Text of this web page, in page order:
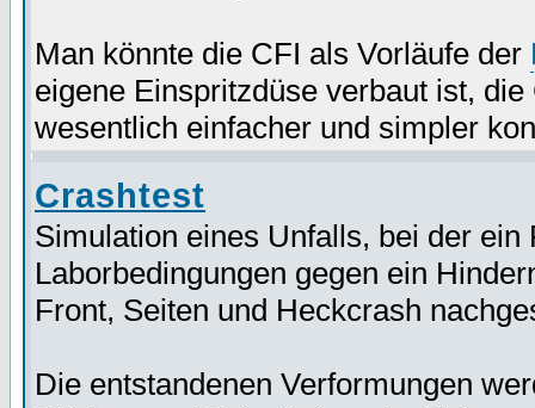
Man könnte die CFI als Vorläufe der
eigene Einspritzdüse verbaut ist,
wesentlich einfacher und simpler
Crashtest
Simulation eines Unfalls, bei der
Laborbedingungen gegen ein
Front, Seiten und Heckcrash
Die entstandenen Verformungen